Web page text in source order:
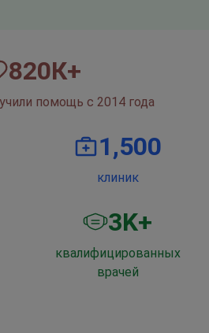
820К+
помощь с 2014 года
1,500
клиник
3K+
квалифицированных
врачей